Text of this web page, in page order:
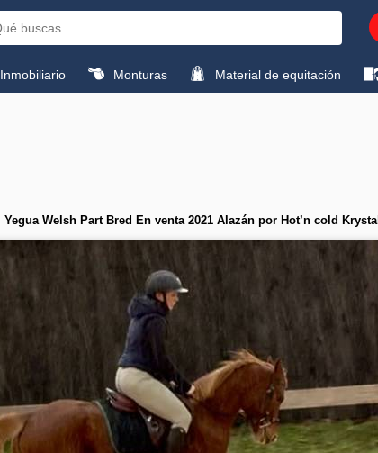
Inmobiliario Monturas Material de equitación
Yegua Welsh Part Bred En venta 2021 Alazán por Hot’n cold Krystal